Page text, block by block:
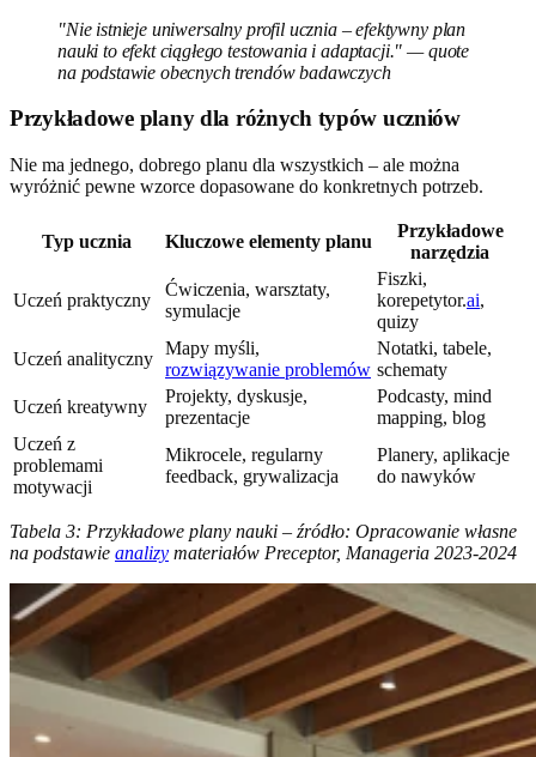
"Nie istnieje uniwersalny profil ucznia – efektywny plan
nauki to efekt ciągłego testowania i adaptacji." — quote
na podstawie obecnych trendów badawczych
Przykładowe plany dla różnych typów uczniów
Nie ma jednego, dobrego planu dla wszystkich – ale można
wyróżnić pewne wzorce dopasowane do konkretnych potrzeb.
Typ ucznia Kluczowe elementy planu
Przykładowe
narzędzia
Uczeń praktyczny
Ćwiczenia, warsztaty,
symulacje
Fiszki,
korepetytor.ai,
quizy
Uczeń analityczny
Mapy myśli,
rozwiązywanie problemów
Notatki, tabele,
schematy
Uczeń kreatywny
Projekty, dyskusje,
prezentacje
Podcasty, mind
mapping, blog
Uczeń z
problemami
motywacji
Mikrocele, regularny
feedback, grywalizacja
Planery, aplikacje
do nawyków
Tabela 3: Przykładowe plany nauki – źródło: Opracowanie własne
na podstawie analizy materiałów Preceptor, Manageria 2023-2024